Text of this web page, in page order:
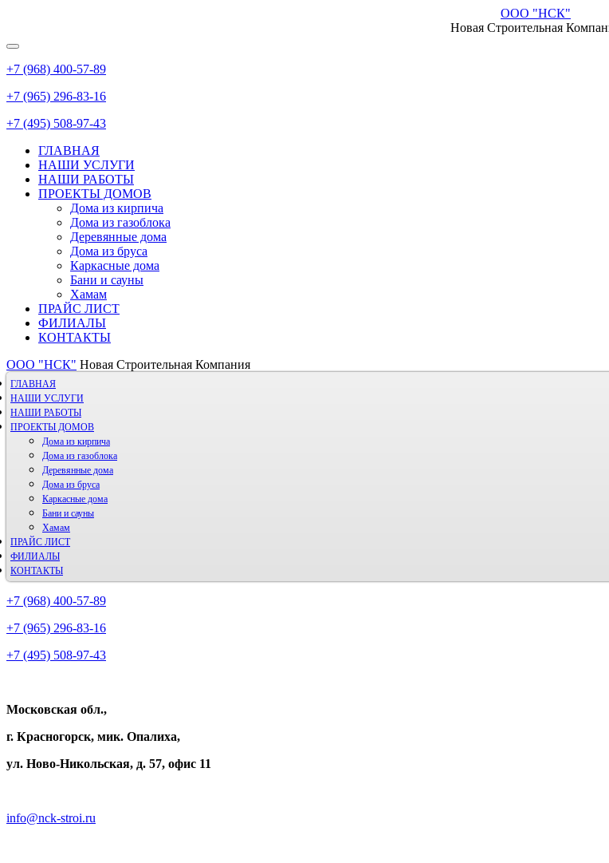
ООО "НСК"
Новая Строительная
+7 (968) 400-57-89
+7 (965) 296-83-16
+7 (495) 508-97-43
ГЛАВНАЯ
НАШИ УСЛУГИ
НАШИ РАБОТЫ
ПРОЕКТЫ ДОМОВ
Дома из кирпича
Дома из газoблока
Деревянные дома
Дома из бруса
Каркасные дома
Бани и сауны
Хамам
ПРАЙС ЛИСТ
ФИЛИАЛЫ
КОНТАКТЫ
ООО "НСК" Новая Строительная Компания
ГЛАВНАЯ
НАШИ УСЛУГИ
НАШИ РАБОТЫ
ПРОЕКТЫ ДОМОВ
Дома из кирпича
Дома из газoблока
Деревянные дома
Дома из бруса
Каркасные дома
Бани и сауны
Хамам
ПРАЙС ЛИСТ
ФИЛИАЛЫ
КОНТАКТЫ
+7 (968) 400-57-89
+7 (965) 296-83-16
+7 (495) 508-97-43
Московская обл.,
г. Красногорск, мик. Опалиха,
ул. Ново-Никольская, д. 57, офис 11
info@nck-stroi.ru